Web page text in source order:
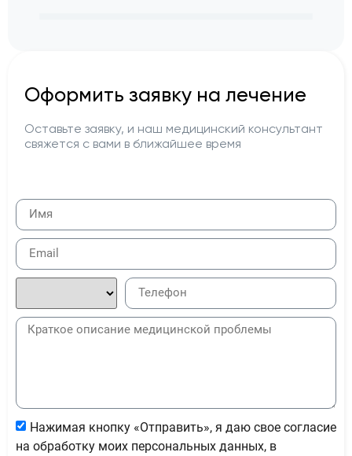
Оформить заявку на лечение
Оставьте заявку, и наш медицинский консультант
свяжется с вами в ближайшее время
Нажимая кнопку «Отправить», я даю свое согласие
на обработку моих персональных данных, в